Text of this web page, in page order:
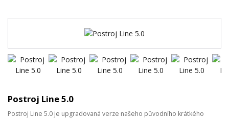
Postroj Line 5.0
Postroj Line 5.0 je upgradovaná verze našeho původního krátkého